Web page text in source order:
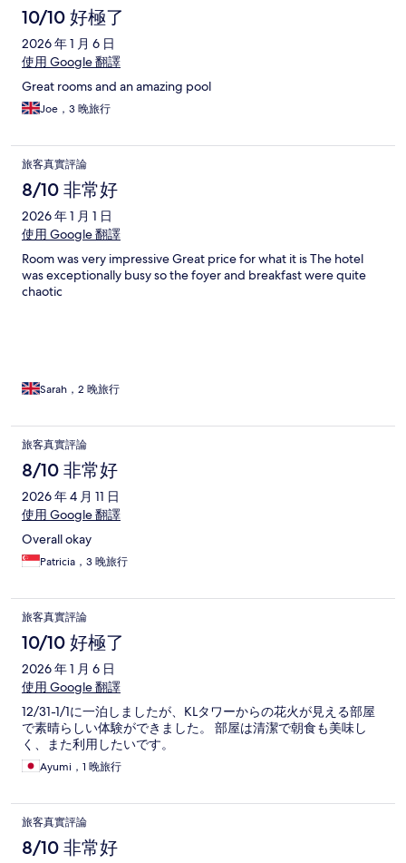
10/10 好極了
2026 年 1 月 6 日
使用 Google 翻譯
Great rooms and an amazing pool
Joe，3 晚旅行
旅客真實評論
8/10 非常好
2026 年 1 月 1 日
使用 Google 翻譯
Room was very impressive Great price for what it is The hotel
was exceptionally busy so the foyer and breakfast were quite
chaotic
Sarah，2 晚旅行
旅客真實評論
8/10 非常好
2026 年 4 月 11 日
使用 Google 翻譯
Overall okay
Patricia，3 晚旅行
旅客真實評論
10/10 好極了
2026 年 1 月 6 日
使用 Google 翻譯
12/31-1/1に一泊しましたが、KLタワーからの花火が見える部屋
で素晴らしい体験ができました。 部屋は清潔で朝食も美味し
く、また利用したいです。
Ayumi，1 晚旅行
旅客真實評論
8/10 非常好